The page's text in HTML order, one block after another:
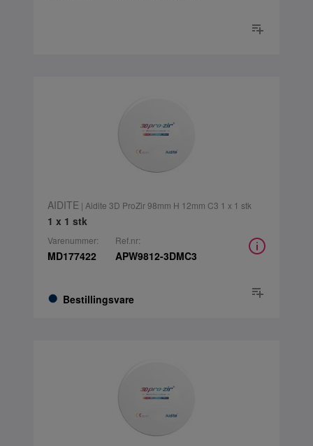
AIDITE | Aidite 3D ProZir 98mm H 12mm C3 1 x 1 stk
1 x 1 stk
Varenummer:
MD177422
Bestillingsvare
Ref.nr:
APW9812-3DMC3